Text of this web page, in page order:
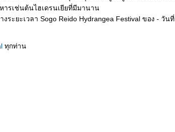
ารเช่นต้นไฮเดรนเยียที่มีมานาน
ะยะเวลา Sogo Reido Hydrangea Festival ของ - วันที่
ทุกท่าน